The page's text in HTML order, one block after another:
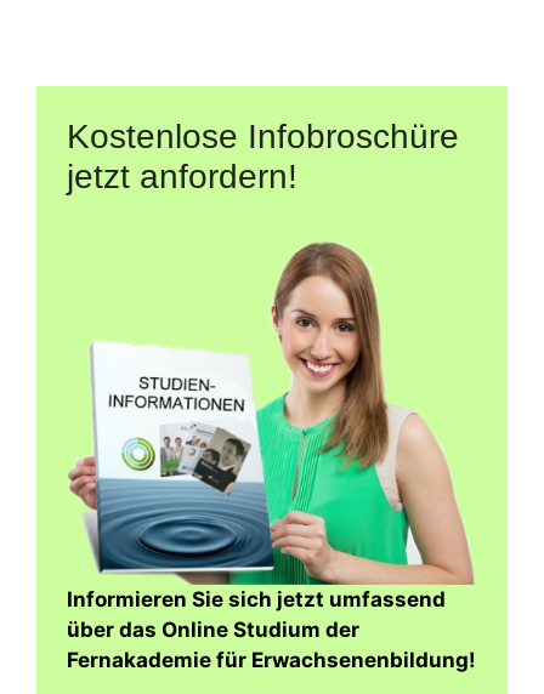
Kostenlose Infobroschüre
jetzt anfordern!
Informieren Sie sich jetzt umfassend
über das Online Studium der
Fernakademie für Erwachsenenbildung!